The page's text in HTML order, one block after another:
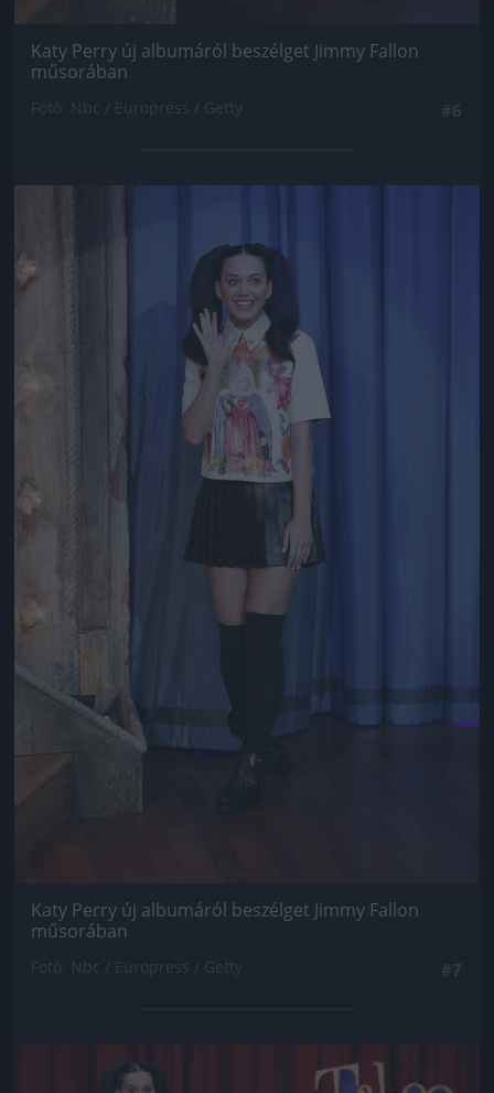
Katy Perry új albumáról beszélget Jimmy Fallon
műsorában
Katy Perry új albumáról beszélget Jimmy Fallon
műsorában
Jön még kép!